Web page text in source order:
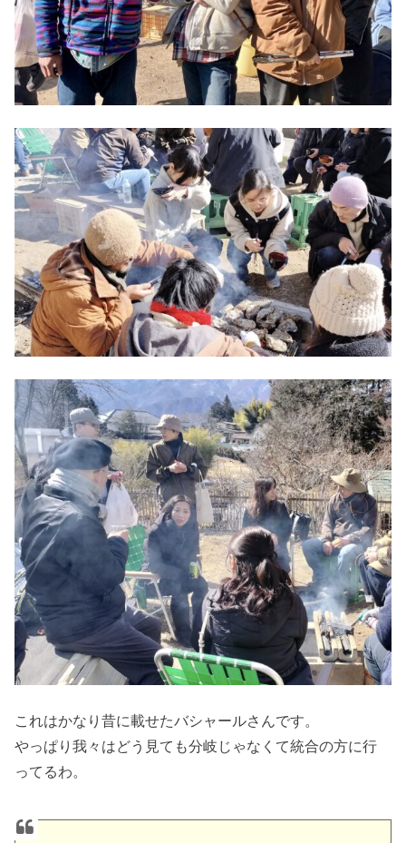
これはかなり昔に載せたバシャールさんです。
やっぱり我々はどう見ても分岐じゃなくて統合の方に行
ってるわ。